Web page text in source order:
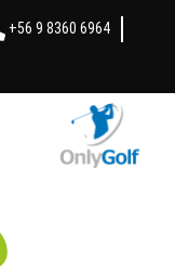
+56 9 8360 6964